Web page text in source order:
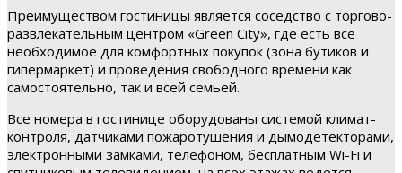
Преимуществом гостиницы является соседство с торгово-
развлекательным центром «Green City», где есть все
необходимое для комфортных покупок (зона бутиков и
гипермаркет) и проведения свободного времени как
самостоятельно, так и всей семьей.
Все номера в гостинице оборудованы системой климат-
контроля, датчиками пожаротушения и дымодетекторами,
электронными замками, телефоном, бесплатным Wi-Fi и